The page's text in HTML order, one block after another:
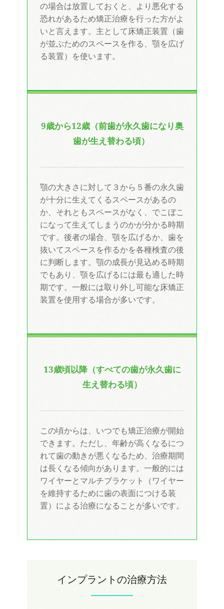
の場合は放置しておくと、より悪化する
恐れがあるため矯正治療を行った方がよ
いと言えます。主として床矯正装置（歯
が並ぶためのスペースを作る、顎を広げ
る装置）を使います。
9歳から12歳（前歯が永久歯になり奥
歯が生え替わる頃）
顎の大きさに対して３から５番の永久歯
が十分に生えてくるスペースがあるの
か、それともスペースがなく、でこぼこ
になって生えてしまうのかが分かる時期
です。後者の場合、顎を広げるか、歯を
抜いてスペースを作るかを各種検査の後
に判断します。顎の成長が見込める時期
でもあり、顎を広げるには最も適した時
期です。一般には取り外し可能な床矯正
装置を使用する場合が多いです。
13歳頃以降（すべての歯が永久歯に
生え替わる頃）
この頃からは、いつでも矯正治療が開始
できます。ただし、年齢が高くなるにつ
れて歯の動きが悪くなるため、治療期間
は長くなる傾向があります。一般的には
ワイヤーとマルチブラケット（ワイヤー
を維持するために歯の表面につける装
置）による治療になることが多いです。
インプラントの治療方法